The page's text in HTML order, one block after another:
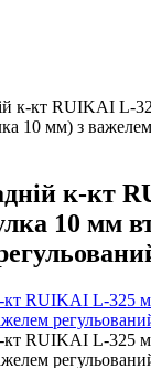
к-кт RUIKAI L-
10 мм) з
к-кт
10 мм